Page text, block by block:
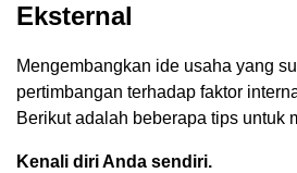
Eksternal
Mengembangkan ide usaha yang
pertimbangan terhadap faktor
Berikut adalah beberapa tips untuk
Kenali diri Anda sendiri.